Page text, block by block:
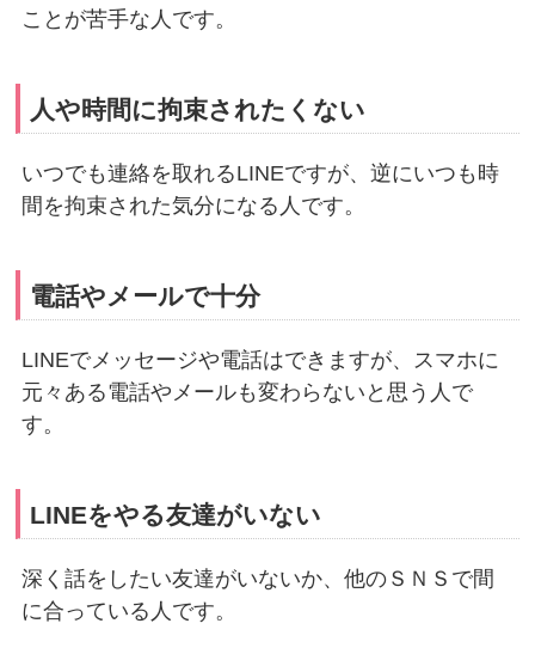
ことが苦手な人です。
人や時間に拘束されたくない
いつでも連絡を取れるLINEですが、逆にいつも時
間を拘束された気分になる人です。
電話やメールで十分
LINEでメッセージや電話はできますが、スマホに
元々ある電話やメールも変わらないと思う人で
す。
LINEをやる友達がいない
深く話をしたい友達がいないか、他のＳＮＳで間
に合っている人です。